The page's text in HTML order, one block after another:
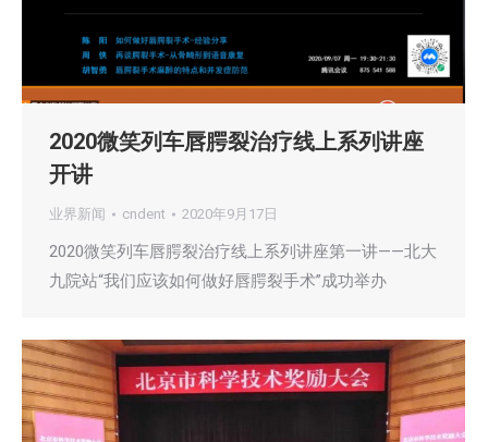
2020微笑列车唇腭裂治疗线上系列讲座
开讲
业界新闻 cndent 2020年9月17日
2020微笑列车唇腭裂治疗线上系列讲座第一讲——北大
九院站“我们应该如何做好唇腭裂手术”成功举办